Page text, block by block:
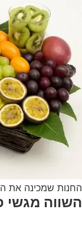
החנות שמכינה את
השווה מגשי